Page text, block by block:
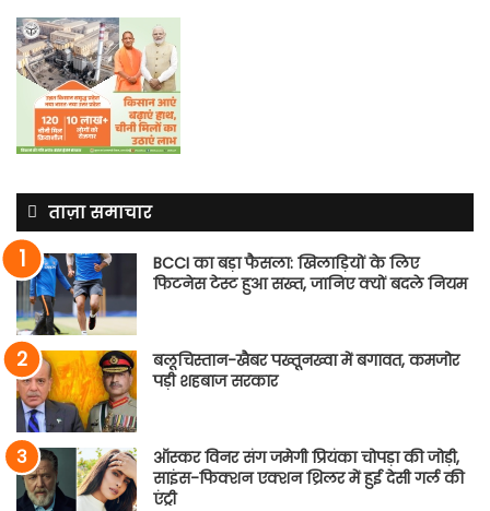
ताज़ा समाचार
BCCI का बड़ा फैसला: खिलाड़ियों के लिए
फिटनेस टेस्ट हुआ सख्त, जानिए क्यों बदले नियम
बलूचिस्तान-खैबर पख्तूनख्वा में बगावत, कमजोर
पड़ी शहबाज सरकार
ऑस्कर विनर संग जमेगी प्रियंका चोपड़ा की जोड़ी,
साइंस-फिक्शन एक्शन थ्रिलर में हुई देसी गर्ल की
एंट्री